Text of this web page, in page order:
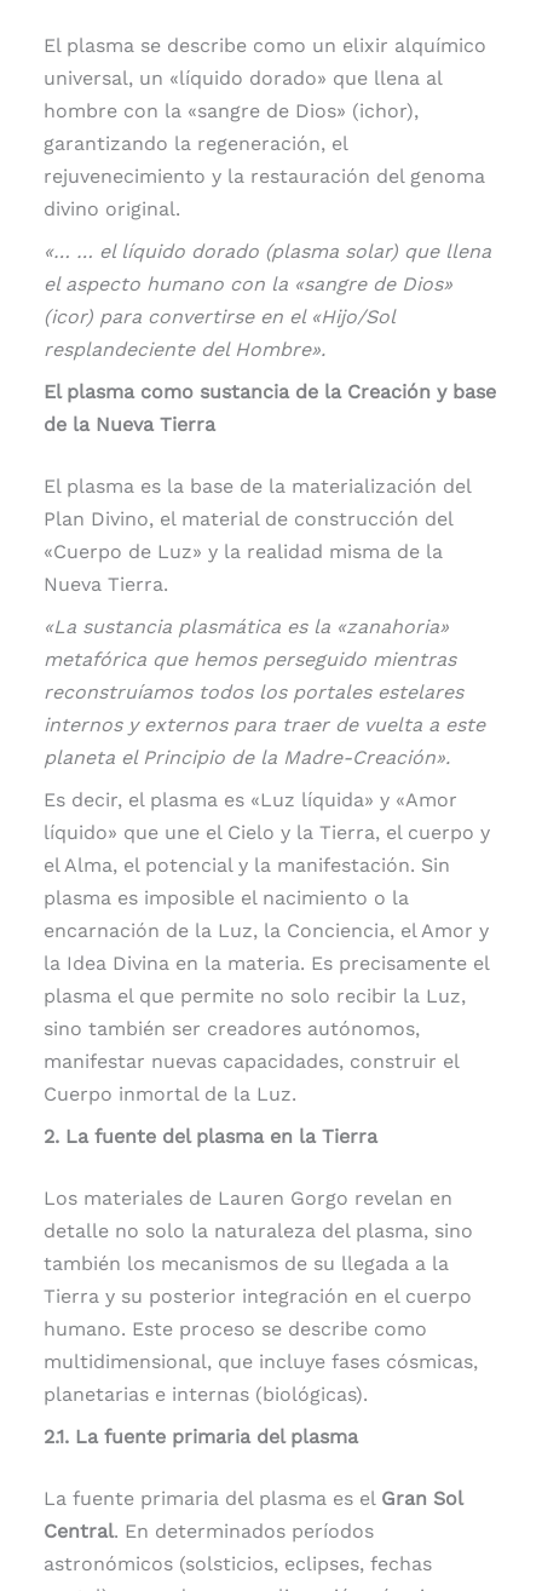
El plasma se describe como un elixir alquímico
universal, un «líquido dorado» que llena al
hombre con la «sangre de Dios» (ichor),
garantizando la regeneración, el
rejuvenecimiento y la restauración del genoma
divino original.
«… … el líquido dorado (plasma solar) que llena
el aspecto humano con la «sangre de Dios»
(icor) para convertirse en el «Hijo/Sol
resplandeciente del Hombre».
El plasma como sustancia de la Creación y base
de la Nueva Tierra
El plasma es la base de la materialización del
Plan Divino, el material de construcción del
«Cuerpo de Luz» y la realidad misma de la
Nueva Tierra.
«La sustancia plasmática es la «zanahoria»
metafórica que hemos perseguido mientras
reconstruíamos todos los portales estelares
internos y externos para traer de vuelta a este
planeta el Principio de la Madre-Creación».
Es decir, el plasma es «Luz líquida» y «Amor
líquido» que une el Cielo y la Tierra, el cuerpo y
el Alma, el potencial y la manifestación. Sin
plasma es imposible el nacimiento o la
encarnación de la Luz, la Conciencia, el Amor y
la Idea Divina en la materia. Es precisamente el
plasma el que permite no solo recibir la Luz,
sino también ser creadores autónomos,
manifestar nuevas capacidades, construir el
Cuerpo inmortal de la Luz.
2. La fuente del plasma en la Tierra
Los materiales de Lauren Gorgo revelan en
detalle no solo la naturaleza del plasma, sino
también los mecanismos de su llegada a la
Tierra y su posterior integración en el cuerpo
humano. Este proceso se describe como
multidimensional, que incluye fases cósmicas,
planetarias e internas (biológicas).
2.1. La fuente primaria del plasma
La fuente primaria del plasma es el Gran Sol
Central. En determinados períodos
astronómicos (solsticios, eclipses, fechas